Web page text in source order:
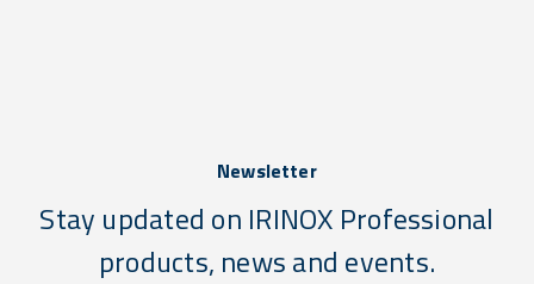
Newsletter
Stay updated on IRINOX Professional
products, news and events.